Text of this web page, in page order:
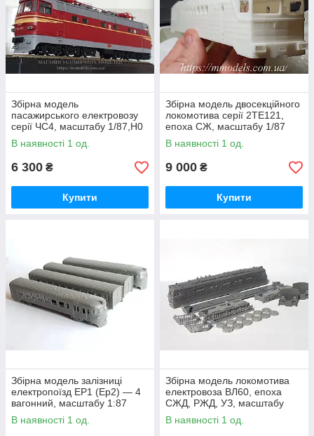
Збірна модель
пасажирського електровозу
серії ЧС4, масштабу 1/87,H0
В наявності 1 од.
6 300 ₴
Купити
Збірна модель двосекційного
локомотива серії 2ТЕ121,
епоха СЖ, масштабу 1/87
В наявності 1 од.
9 000 ₴
Купити
Збірна модель залізниці
електропоїзд ЕР1 (Ер2) — 4
вагонний, масштабу 1:87
В наявності 1 од.
Збірна модель локомотива
електровоза ВЛ60, епоха
СЖД, РЖД, УЗ, масштабу
H0,1:87
В наявності 1 од.